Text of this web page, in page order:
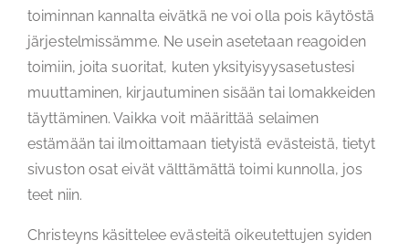
toiminnan kannalta eivätkä ne voi olla pois käytöstä
järjestelmissämme. Ne usein asetetaan reagoiden
toimiin, joita suoritat, kuten yksityisyysasetustesi
muuttaminen, kirjautuminen sisään tai lomakkeiden
täyttäminen. Vaikka voit määrittää selaimen
estämään tai ilmoittamaan tietyistä evästeistä, tietyt
sivuston osat eivät välttämättä toimi kunnolla, jos
teet niin.
Christeyns käsittelee evästeitä oikeutettujen syiden